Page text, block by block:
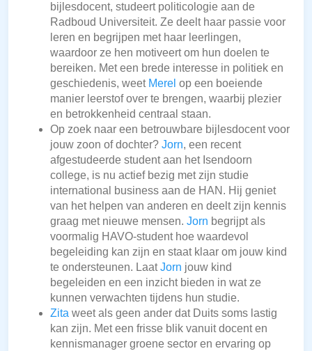
bijlesdocent, studeert politicologie aan de
Radboud Universiteit. Ze deelt haar passie voor
leren en begrijpen met haar leerlingen,
waardoor ze hen motiveert om hun doelen te
bereiken. Met een brede interesse in politiek en
geschiedenis, weet Merel op een boeiende
manier leerstof over te brengen, waarbij plezier
en betrokkenheid centraal staan.
Op zoek naar een betrouwbare bijlesdocent voor
jouw zoon of dochter? Jorn, een recent
afgestudeerde student aan het Isendoorn
college, is nu actief bezig met zijn studie
international business aan de HAN. Hij geniet
van het helpen van anderen en deelt zijn kennis
graag met nieuwe mensen. Jorn begrijpt als
voormalig HAVO-student hoe waardevol
begeleiding kan zijn en staat klaar om jouw kind
te ondersteunen. LaatJorn jouw kind
begeleiden en een inzicht bieden in wat ze
kunnen verwachten tijdens hun studie.
Zita weet als geen ander dat Duits soms lastig
kan zijn. Met een frisse blik vanuit docent en
kennismanager groene sector en ervaring op